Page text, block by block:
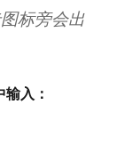
标旁会出
入：